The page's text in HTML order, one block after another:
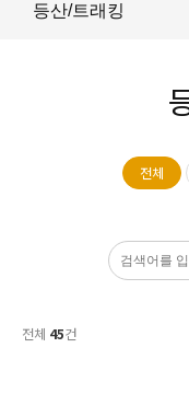
등산/트래킹
전체
전체 45건